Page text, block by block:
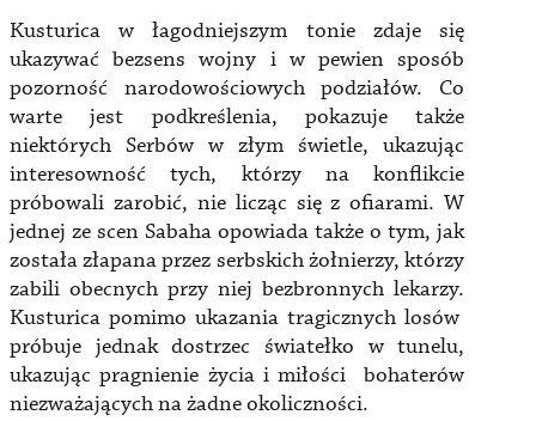
Kusturica w łagodniejszym tonie zdaje się
ukazywać bezsens wojny i w pewien sposób
pozorność narodowościowych podziałów. Co
warte jest podkreślenia, pokazuje także
niektórych Serbów w złym świetle, ukazując
interesowność tych, którzy na konflikcie
próbowali zarobić, nie licząc się z ofiarami. W
jednej ze scen Sabaha opowiada także o tym, jak
została złapana przez serbskich żołnierzy, którzy
zabili obecnych przy niej bezbronnych lekarzy.
Kusturica pomimo ukazania tragicznych losów
próbuje jednak dostrzec światełko w tunelu,
ukazując pragnienie życia i miłości bohaterów
niezważających na żadne okoliczności.